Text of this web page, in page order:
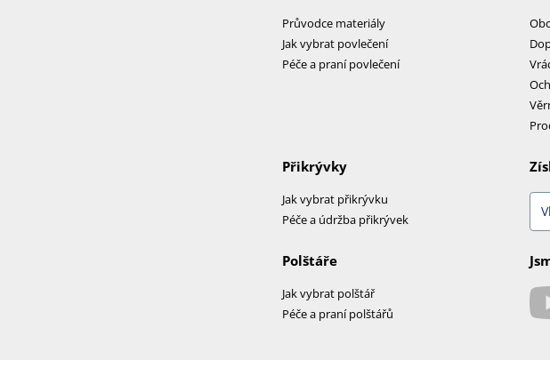
Průvodce materiály
Jak vybrat povlečení
Péče a praní povlečení
Přikrývky
Jak vybrat přikrývku
Péče a údržba přikrývek
Polštáře
Jak vybrat polštář
Péče a praní polštářů